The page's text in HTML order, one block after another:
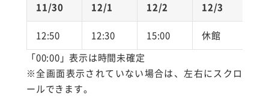
11/30 12/1 12/2 12/3
12:50 12:30 15:00 休館
「00:00」表示は時間未確定
※全画面表示されていない場合は、左右にスクロ
ールできます。